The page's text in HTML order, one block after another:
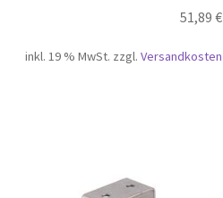
51,89 €
inkl. 19 % MwSt. zzgl.Versandkosten